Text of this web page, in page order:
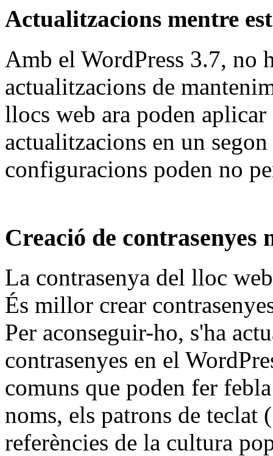
Actualitzacions mentre
Amb el WordPress 3.7, no
actualitzacions de
llocs web ara poden aplicar
actualitzacions en un
configuracions poden no
Creació de contrasenyes
La contrasenya del lloc
És millor crear
Per aconseguir-ho, s'ha
contrasenyes en el
comuns que poden fer
noms, els patrons de
referències de la cultura